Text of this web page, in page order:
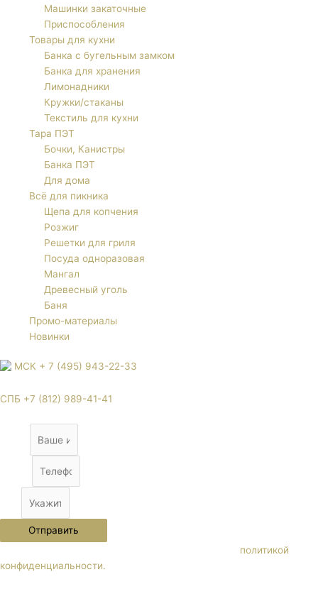
Машинки закаточные
Приспособления
Товары для кухни
Банка с бугельным замком
Банка для хранения
Лимонадники
Кружки/стаканы
Текстиль для кухни
Тара ПЭТ
Бочки, Канистры
Банка ПЭТ
Для дома
Всё для пикника
Щепа для копчения
Розжиг
Решетки для гриля
Посуда одноразовая
Мангал
Древесный уголь
Баня
Промо-материалы
Новинки
МСК + 7 (495) 943-22-33
СПБ +7 (812) 989-41-41
Отправить
политикой
конфиденциальности.